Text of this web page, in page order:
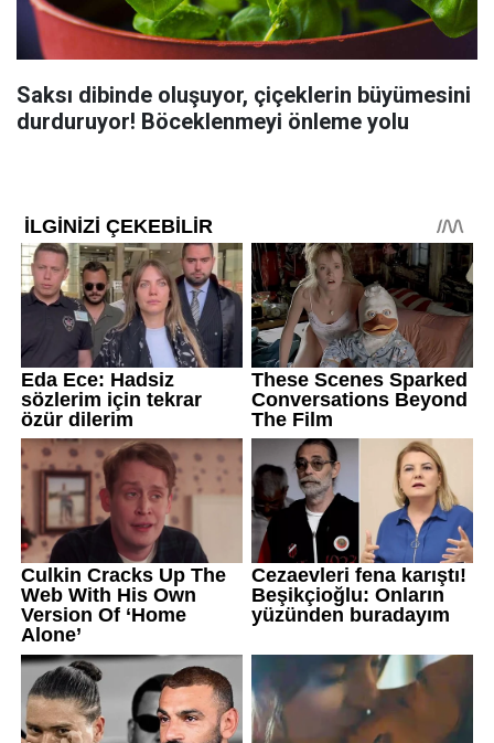
Saksı dibinde oluşuyor, çiçeklerin büyümesini
durduruyor! Böceklenmeyi önleme yolu